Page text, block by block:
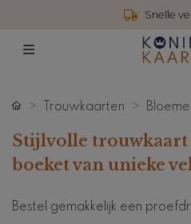
Snelle
Trouwkaarten
Stijlvolle
boeket van unieke
Bestel gemakkelijk een